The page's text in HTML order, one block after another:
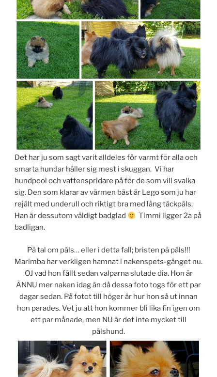
Det har ju som sagt varit alldeles för varmt för alla och
smarta hundar håller sig mest i skuggan. Vi har
hundpool och vattenspridare på för de som vill svalka
sig. Den som klarar av värmen bäst är Lego som ju har
rejält med underull och riktigt bra med lång täckpäls.
Han är dessutom väldigt badglad
Timmi ligger 2a på
badligan.
På tal om päls… eller i detta fall; bristen på päls!!!
Marimba har verkligen hamnat i nakenspets-gänget nu.
OJ vad hon fällt sedan valparna slutade dia. Hon är
ÄNNU mer naken idag än då dessa foto togs för ett par
dagar sedan. På fotot till höger är hur hon så ut innan
hon parades. Vet ju att hon kommer bli lika fin igen om
ett par månade, men NU är det inte mycket till
pälshund.